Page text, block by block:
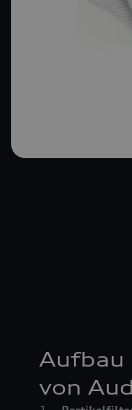
Aufbau
von